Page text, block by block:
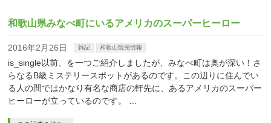
和歌山県みなべ町にいるアメリカのスーパーヒーロー
2016年2月26日 雑記 和歌山観光情報
is_single以前、を一つご紹介しましたが、みなべ町は奥が深い！さ
らなるB級ミステリースポットがあるのです。この辺りに住んでい
る人の間ではかなり有名な商店の軒先に、あるアメリカのスーパー
ヒーローが立っているのです。 …